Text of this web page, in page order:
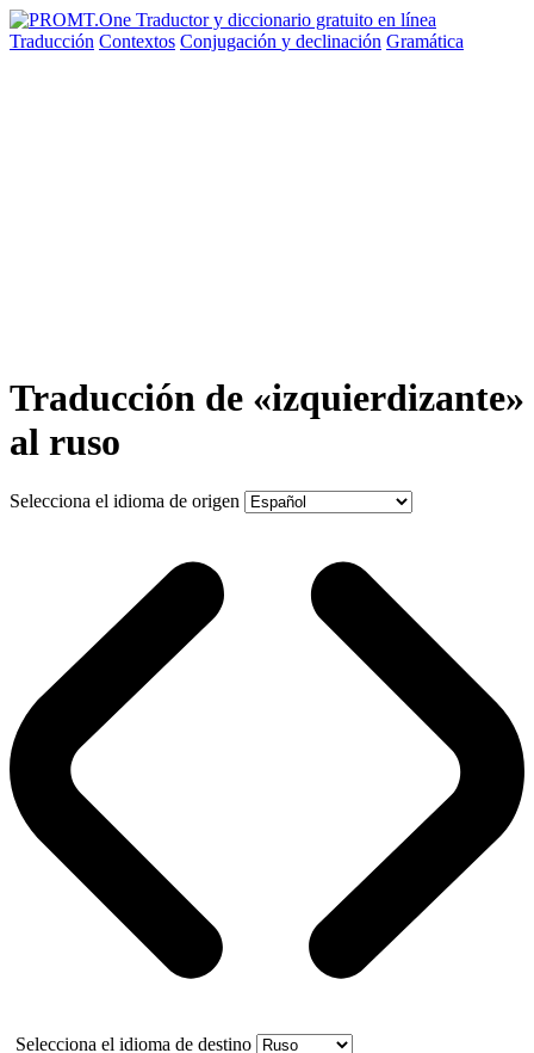
Traducción Contextos Conjugación y declinación Gramática
Traducción de «izquierdizante»
al ruso
Selecciona el idioma de origen
Selecciona el idioma de destino